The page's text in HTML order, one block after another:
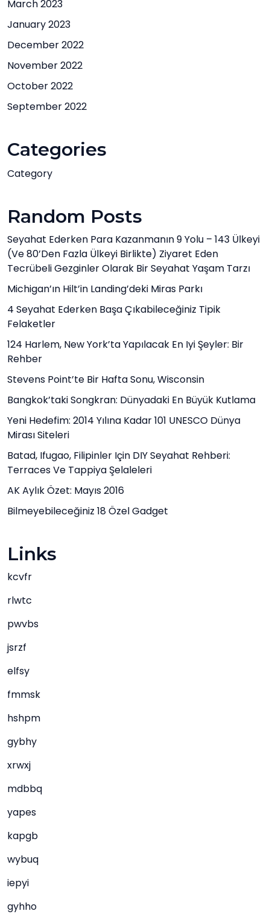
March 2023
January 2023
December 2022
November 2022
October 2022
September 2022
Categories
Category
Random Posts
Seyahat Ederken Para Kazanmanın 9 Yolu – 143 Ülkeyi
(ve 80’den Fazla Ülkeyi Birlikte) Ziyaret Eden
Tecrübeli Gezginler Olarak Bir Seyahat Yaşam Tarzı
Michigan’ın Hilt’in Landing’deki Miras Parkı
4 Seyahat Ederken Başa Çıkabileceğiniz Tipik
Felaketler
124 Harlem, New York’ta Yapılacak En Iyi Şeyler: Bir
Rehber
Stevens Point’te Bir Hafta Sonu, Wisconsin
Bangkok’taki Songkran: Dünyadaki En Büyük Kutlama
Yeni Hedefim: 2014 Yılına Kadar 101 UNESCO Dünya
Mirası Siteleri
Batad, Ifugao, Filipinler Için DIY Seyahat Rehberi:
Terraces Ve Tappiya Şelaleleri
AK Aylık Özet: Mayıs 2016
Bilmeyebileceğiniz 18 Özel Gadget
Links
kcvfr
rlwtc
pwvbs
jsrzf
elfsy
fmmsk
hshpm
gybhy
xrwxj
mdbbq
yapes
kapgb
wybuq
iepyi
gyhho